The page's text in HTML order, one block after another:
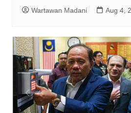
Wartawan Madani Aug 4,